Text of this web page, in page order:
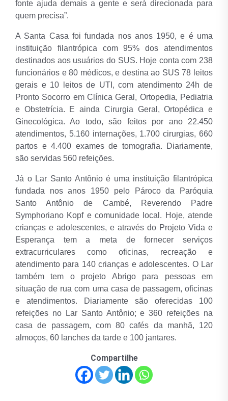
fonte ajuda demais a gente e será direcionada para
quem precisa”.
A Santa Casa foi fundada nos anos 1950, e é uma
instituição filantrópica com 95% dos atendimentos
destinados aos usuários do SUS. Hoje conta com 238
funcionários e 80 médicos, e destina ao SUS 78 leitos
gerais e 10 leitos de UTI, com atendimento 24h de
Pronto Socorro em Clínica Geral, Ortopedia, Pediatria
e Obstetrícia. E ainda Cirurgia Geral, Ortopédica e
Ginecológica. Ao todo, são feitos por ano 22.450
atendimentos, 5.160 internações, 1.700 cirurgias, 660
partos e 4.400 exames de tomografia. Diariamente,
são servidas 560 refeições.
Já o Lar Santo Antônio é uma instituição filantrópica
fundada nos anos 1950 pelo Pároco da Paróquia
Santo Antônio de Cambé, Reverendo Padre
Symphoriano Kopf e comunidade local. Hoje, atende
crianças e adolescentes, e através do Projeto Vida e
Esperança tem a meta de fornecer serviços
extracurriculares como oficinas, recreação e
atendimento para 140 crianças e adolescentes. O Lar
também tem o projeto Abrigo para pessoas em
situação de rua com uma casa de passagem, oficinas
e atendimentos. Diariamente são oferecidas 100
refeições no Lar Santo Antônio; e 360 refeições na
casa de passagem, com 80 cafés da manhã, 120
almoços, 60 lanches da tarde e 100 jantares.
Compartilhe